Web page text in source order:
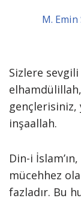
M. Emin
Sizlere
gençlerisiniz,
inşaallah.
Din-i
mücehhez
fazladır. Bu